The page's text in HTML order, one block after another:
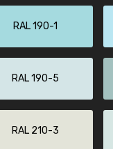
RAL 190-1
RAL 190-5
RAL 210-3